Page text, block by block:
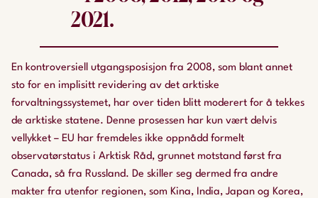
2021.
En kontroversiell utgangsposisjon fra 2008, som blant annet
sto for en implisitt revidering av det arktiske
forvaltningssystemet, har over tiden blitt moderert for å tekkes
de arktiske statene. Denne prosessen har kun vært delvis
vellykket – EU har fremdeles ikke oppnådd formelt
observatørstatus i Arktisk Råd, grunnet motstand først fra
Canada, så fra Russland. De skiller seg dermed fra andre
makter fra utenfor regionen, som Kina, India, Japan og Korea,